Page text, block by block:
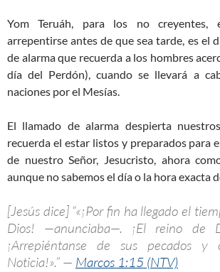
Yom Teruáh, para los no
arrepentirse antes de que sea tarde, es el
de alarma que recuerda a los hombres
día del Perdón), cuando se llevará a
naciones por el Mesías.
El llamado de alarma despierta
recuerda el estar listos y preparados para
de nuestro Señor, Jesucristo, ahora
aunque no sabemos el día o la hora exacta
[Jesús dice] “«¡Por fin ha llegado el
Dios! —anunciaba—. ¡El reino de
¡Arrepiéntanse de sus pecados y
Noticia!».” — Marcos 1:15 (NTV)